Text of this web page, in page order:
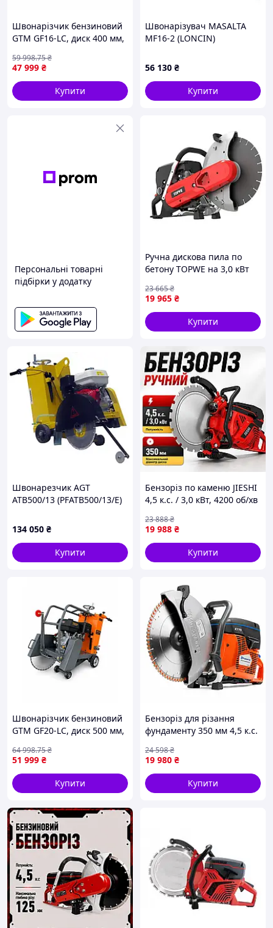
Швонарізчик бензиновий
GTM GF16-LC, диск 400 мм,
с.
47 999 ₴
59 998.75₴
Купити
Швонарізувач MASALTA
MF16-2 (LONCIN)
56 130 ₴
Купити
Персональні товарні
підбірки у додатку
Ручна дискова пила по
бетону TOPWE на 3,0 кВт
демонтажу доріг
19 965 ₴
23 665₴
Купити
Швонарезчик AGT
ATB500/13 (PFATB500/13/E)
134 050 ₴
Купити
Бензоріз по каменю JIESHI
4,5 к.с. / 3,0 кВт, 4200 об/хв
різання асфальту
19 988 ₴
23 888₴
Купити
Швонарізчик бензиновий
GTM GF20-LC, диск 500 мм,
с.
51 999 ₴
64 998.75₴
Купити
Бензоріз для різання
фундаменту 350 мм 4,5 к.с.
бензиновий різак для
залізобетону
19 980 ₴
24 598₴
Купити